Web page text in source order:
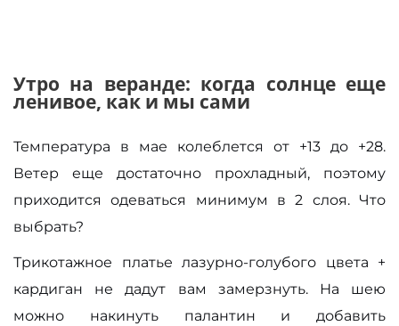
Утро на веранде: когда солнце еще
ленивое, как и мы сами
Температура в мае колеблется от +13 до +28.
Ветер еще достаточно прохладный, поэтому
приходится одеваться минимум в 2 слоя. Что
выбрать?
Трикотажное платье лазурно-голубого цвета +
кардиган не дадут вам замерзнуть. На шею
можно накинуть палантин и добавить